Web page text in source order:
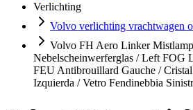
Verlichting
Volvo verlichting vrachtwagen
Volvo FH Aero Linker
Nebelscheinwerferglas / Left FOG
FEU Antibrouillard Gauche /
Izquierda / Vetro Fendinebbia